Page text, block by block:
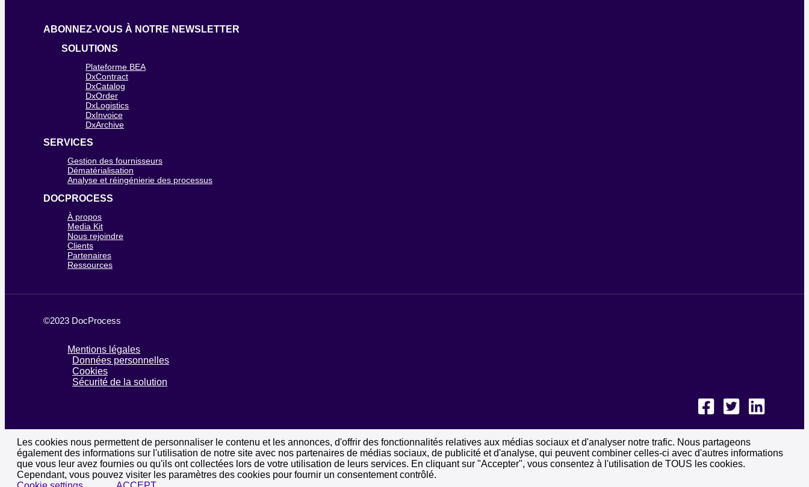
ABONNEZ-VOUS À NOTRE NEWSLETTER
SOLUTIONS
Plateforme BEA
DxContract
DxCatalog
DxOrder
DxLogistics
DxInvoice
DxArchive
SERVICES
Gestion des fournisseurs
Dématérialisation
Analyse et réingénierie des processus
DOCPROCESS
À propos
Media Kit
Nous rejoindre
Clients
Partenaires
Ressources
©2023 DocProcess
Mentions légales
Données personnelles
Cookies
Sécurité de la solution
Les cookies nous permettent de personnaliser le contenu et les annonces, d'offrir des fonctionnalités relatives aux médias sociaux et d'analyser notre trafic. Nous partageons
également des informations sur l'utilisation de notre site avec nos partenaires de médias sociaux, de publicité et d'analyse, qui peuvent combiner celles-ci avec d'autres informations
que vous leur avez fournies ou qu'ils ont collectées lors de votre utilisation de leurs services. En cliquant sur "Accepter", vous consentez à l'utilisation de TOUS les cookies.
Cependant, vous pouvez visiter les paramètres des cookies pour fournir un consentement contrôlé.